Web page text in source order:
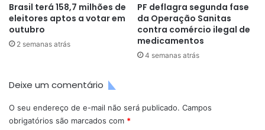
Brasil terá 158,7 milhões de
eleitores aptos a votar em
outubro
2 semanas atrás
PF deflagra segunda fase
da Operação Sanitas
contra comércio ilegal de
medicamentos
4 semanas atrás
Deixe um comentário
O seu endereço de e-mail não será publicado. Campos
obrigatórios são marcados com *